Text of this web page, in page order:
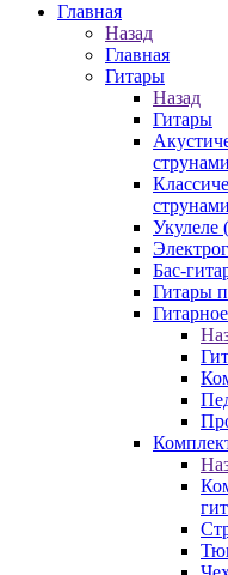
Главная
Назад
Главная
Гитары
Назад
Гитары
струнами
струнами
Укулеле
Бас-
Гитары